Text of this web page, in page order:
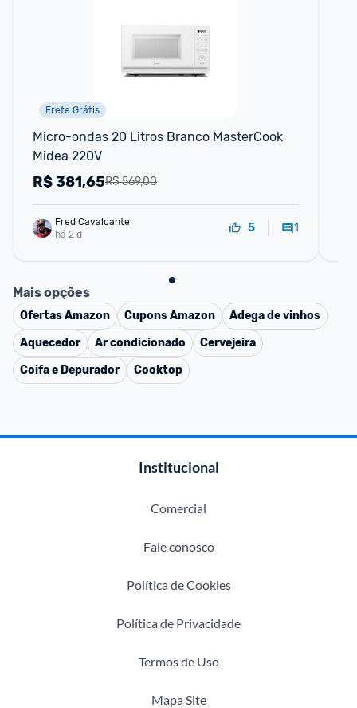
Frete Grátis
Micro-ondas 20 Litros Branco MasterCook
Midea 220V
R$ 569,00
R$381,65
Fred Cavalcante
há 2 d
5 1
Mais opções
OfertasAmazon CuponsAmazon
Adega de vinhos
Aquecedor
Ar condicionado
Cervejeira
Coifa e Depurador
Cooktop
Institucional
Comercial
Fale conosco
Política de Cookies
Política de Privacidade
Termos de Uso
Mapa Site